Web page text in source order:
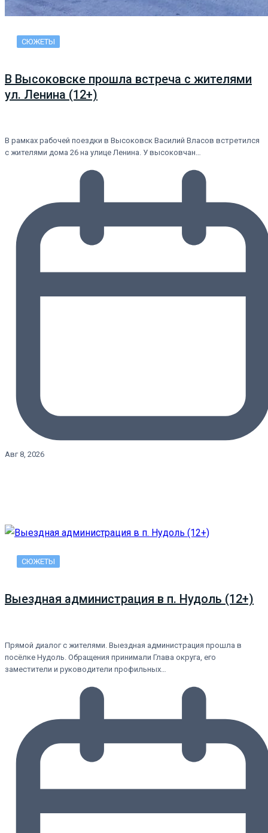
СЮЖЕТЫ
В Высоковске прошла встреча с жителями
ул. Ленина (12+)
В рамках рабочей поездки в Высоковск Василий Власов встретился
с жителями дома 26 на улице Ленина. У высоковчан…
Авг 8, 2026
СЮЖЕТЫ
Выездная администрация в п. Нудоль (12+)
Прямой диалог с жителями. Выездная администрация прошла в
посёлке Нудоль. Обращения принимали Глава округа, его
заместители и руководители профильных…